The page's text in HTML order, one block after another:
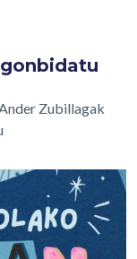
Zubillagak